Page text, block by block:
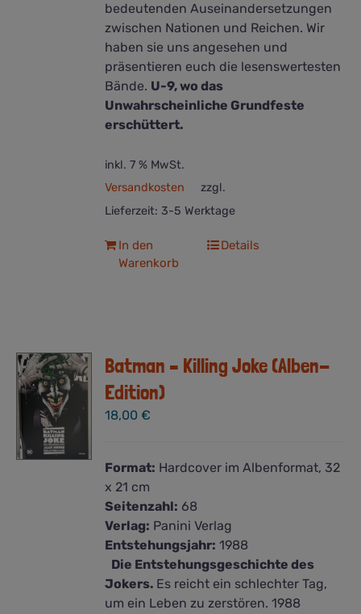
bedeutenden Auseinandersetzungen
zwischen Nationen und Reichen. Wir
haben sie uns angesehen und
präsentieren euch die lesenswertesten
Bände. U-9, wo das
Unwahrscheinliche Grundfeste
erschüttert.
inkl. 7 % MwSt.
zzgl.
Versandkosten
Lieferzeit: 3-5 Werktage
In den
Warenkorb
Details
Batman – Killing Joke (Alben-
Edition)
18,00€
Format: Hardcover im Albenformat, 32
x 21 cm
Seitenzahl: 68
Verlag: Panini Verlag
Entstehungsjahr: 1988
Die Entstehungsgeschichte des
Jokers. Es reicht ein schlechter Tag,
um ein Leben zu zerstören. 1988